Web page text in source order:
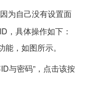
为自己没有设置面
，具体操作如下：
，如图所示。
与密码”，点击该按